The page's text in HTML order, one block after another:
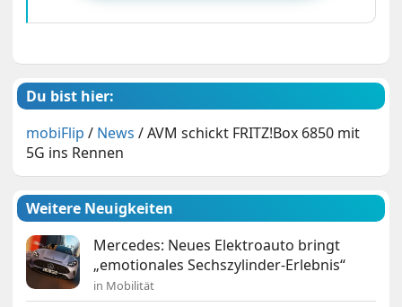
Du bist hier:
mobiFlip / News /AVM schickt FRITZ!Box 6850 mit
5G ins Rennen
Weitere Neuigkeiten
Mercedes: Neues Elektroauto bringt
„emotionales Sechszylinder-Erlebnis“
in Mobilität